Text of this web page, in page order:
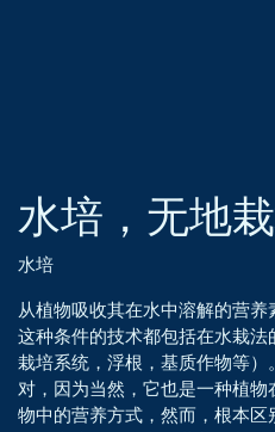
水培，无地
水培
从植物吸收其在水中溶解的营
这种条件的技术都包括在水栽法
栽培系统，浮根，基质作物等
对，因为当然，它也是一种植
物中的营养方式，然而，根本